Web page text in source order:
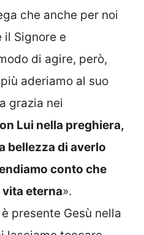
che anche per noi
il Signore e
di agire, però,
aderiamo al suo
grazia nei
Lui nella preghiera,
bellezza di averlo
conto che
eterna».
presente Gesù nella